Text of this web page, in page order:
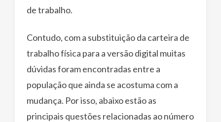
de trabalho.
Contudo, com a substituição da carteira de
trabalho física para a versão digital muitas
dúvidas foram encontradas entre a
população que ainda se acostuma com a
mudança. Por isso, abaixo estão as
principais questões relacionadas ao número